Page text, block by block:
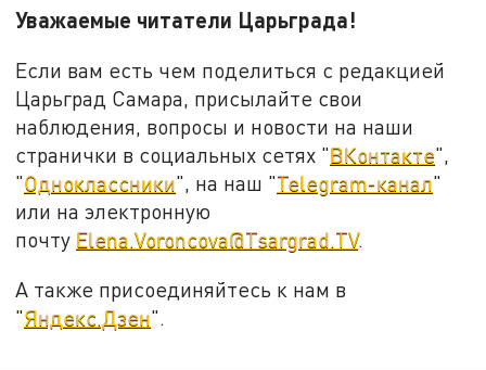
Уважаемые читатели Царьграда!
Если вам есть чем поделиться с редакцией
Царьград Самара, присылайте свои
наблюдения, вопросы и новости на наши
странички в социальных сетях "ВКонтакте",
"Одноклассники", на наш "Telegram-канал"
или на электронную
почту Elena.Voroncova@Tsargrad.TV.
А также присоединяйтесь к нам в
"Яндекс.Дзен".